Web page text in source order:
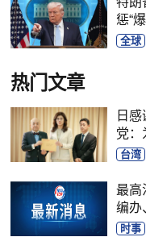
惩“
全球
热门文章
日
党：
台湾
最高
编办
时事